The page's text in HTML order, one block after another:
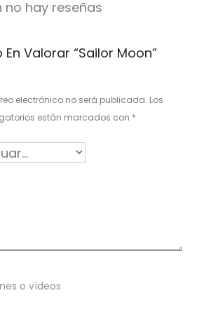
no hay reseñas
En Valorar “Sailor Moon”
electrónico no será publicada. Los
están marcados con *
o vídeos